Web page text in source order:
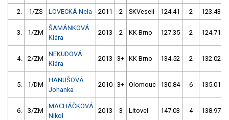
2. 1/ZS LOVECKÁ Nela 2011 2 SKVeselí 124.41 2 123.43
3. 1/ZM
ŠAMÁNKOVÁ
Klára
2013 2 KK Brno 127.35 2 124.71
4. 2/ZM
NEKUDOVÁ
Klára
2013 3+ KK Brno 134.52 2 132.02
5. 1/DM
HANUŠOVÁ
Johanka
2010 3+ Olomouc 130.84 6 135.01
6. 3/ZM
MACHÁČKOVÁ
Nikol
2013 3 Litovel 147.03 4 138.97